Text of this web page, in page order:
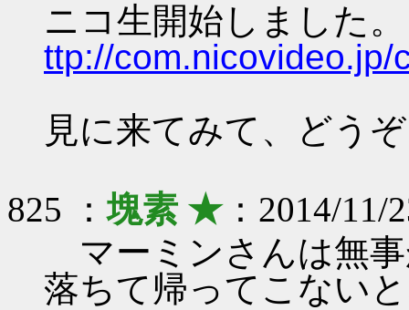
ニコ生開始しました。
ttp://com.nicovideo.jp/
見に来てみて、どう
825 ：塊素 ★：2014/11/
マーミンさんは無
落ちて帰ってこない